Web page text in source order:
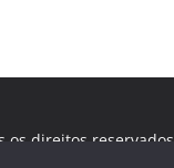
os direitos reservados.